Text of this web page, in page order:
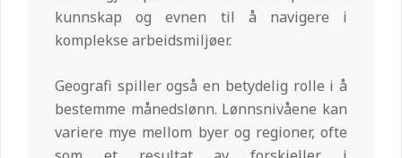
kunnskap og evnen til å navigere i
komplekse arbeidsmiljøer.
Geografi spiller også en betydelig rolle i å
bestemme månedslønn. Lønnsnivåene kan
variere mye mellom byer og regioner, ofte